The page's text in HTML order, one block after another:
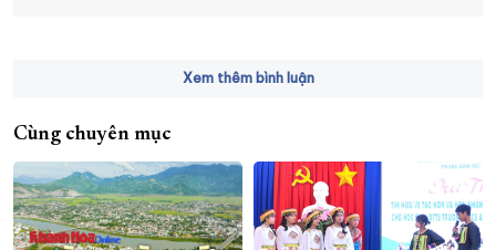
Xem thêm bình luận
Cùng chuyên mục